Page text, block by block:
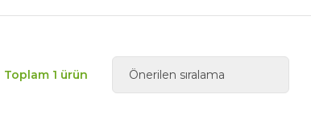
Toplam 1 ürün